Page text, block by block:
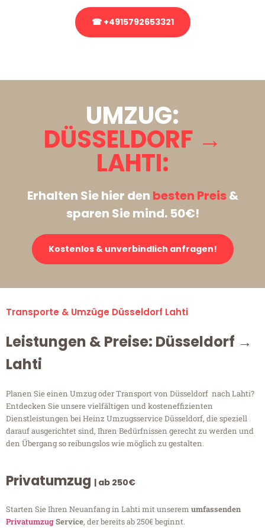
☎ +4915792653321
UMZUG:
DÜSSELDORF →
LAHTI:
Erhalten Sie hier den besten Preis&
sparen Sie mind. 50€!
Kostenlos & unverbindlich anfragen!
Transporte & Umzüge Düsseldorf Lahti
Leistungen & Preise: Düsseldorf →
Lahti
Planen Sie einen Umzug oder Transport von Düsseldorf nach Lahti?
Entdecken Sie unsere vielfältigen und kosteneffizienten
Dienstleistungen bei Heinz Umzugsservice Düsseldorf, die speziell
darauf ausgerichtet sind, Ihren Bedürfnissen gerecht zu werden und
den Übergang so reibungslos wie möglich zu gestalten.
Privatumzug | ab 250€
Starten Sie Ihren Neuanfang in Lahti mit unserem umfassenden
PrivatumzugService, der bereits ab 250€ beginnt.